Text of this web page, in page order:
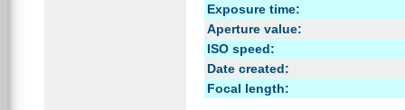
Exposure time:
Aperture value:
ISO speed:
Date created:
Focal length: